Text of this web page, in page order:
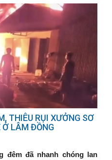
THIÊU RỤI XƯỞNG SƠ
Ở LÂM ĐỒNG
đêm đã nhanh chóng lan